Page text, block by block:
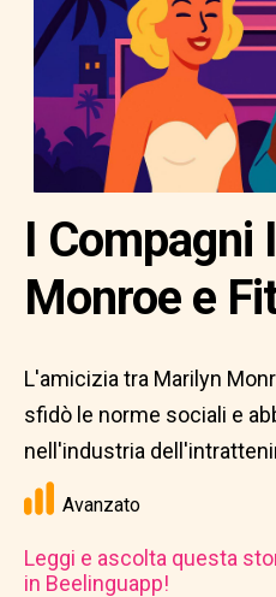
I Compagni
Monroe e
L'amicizia tra Marilyn
sfidò le norme sociali e
nell'industria
Avanzato
Leggi e ascolta questa
in Beelinguapp!